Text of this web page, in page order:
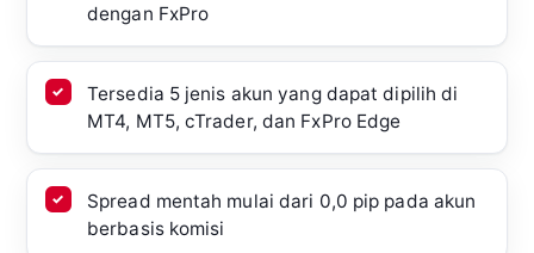
dengan FxPro
Tersedia 5 jenis akun yang dapat dipilih di
MT4, MT5, cTrader, dan FxPro Edge
Spread mentah mulai dari 0,0 pip pada akun
berbasis komisi